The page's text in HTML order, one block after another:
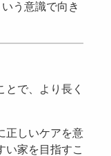
う意識で向き
とで、より長く
正しいケアを意
い家を目指すこ